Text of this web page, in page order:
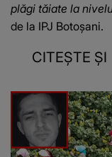
plăgi tăiate la
de la IPJ Botoșani.
CITEȘTE ȘI